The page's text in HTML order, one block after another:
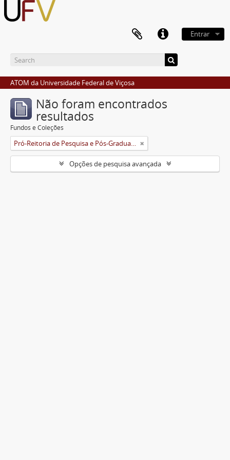
Entrar
ATOM da Universidade Federal de Viçosa
Não foram encontrados
resultados
Fundos e Coleções
Pró-Reitoria de Pesquisa e Pós-Graduação
Opções de pesquisa avançada